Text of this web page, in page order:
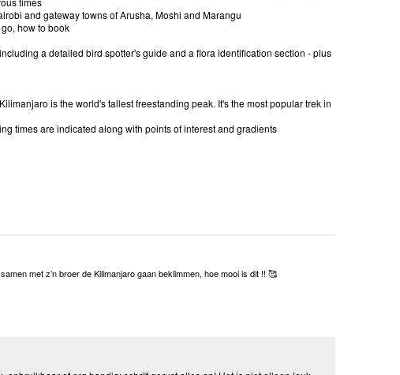
and gateway towns of Arusha, Moshi and Marangu
how to book
a detailed bird spotter's guide and a flora identification section - plus
is the world's tallest freestanding peak. It's the most popular trek in
times are indicated along with points of interest and gradients
met z’n broer de Kilimanjaro gaan beklimmen, hoe mooi is dit !! 🥰